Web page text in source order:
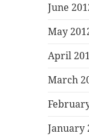
June
May
April
March
January